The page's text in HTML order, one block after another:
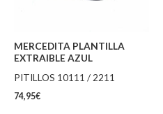
MERCEDITA PLANTILLA
EXTRAIBLE AZUL
PITILLOS 10111 / 2211
74,95€